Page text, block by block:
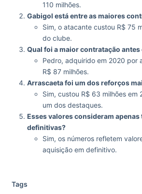
110 milhões.
Gabigol está entre as maiores
Sim, o atacante custou R$ 75
do clube.
Qual foi a maior contratação antes
Pedro, adquirido em 2020 por
R$ 87 milhões.
Arrascaeta foi um dos reforços
Sim, custou R$ 63 milhões em
um dos destaques.
Esses valores consideram
definitivas?
Sim, os números refletem
aquisição em definitivo.
Tags